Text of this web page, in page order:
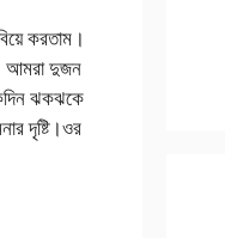
করতাম।
আমরা দুজন
ঝকঝকে
দৃষ্টি।ওর